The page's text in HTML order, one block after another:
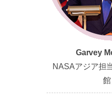
Garvey
NASAアジア担
館